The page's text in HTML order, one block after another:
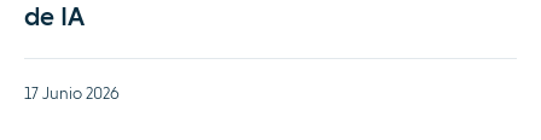
de IA
17 Junio 2026